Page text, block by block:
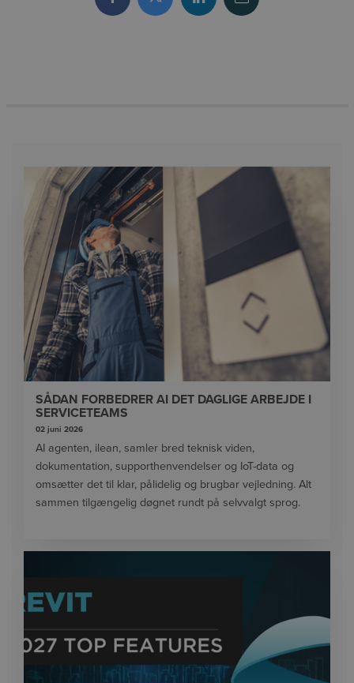
SÅDAN FORBEDRER AI DET DAGLIGE ARBEJDE I
SERVICETEAMS
02 juni 2026
AI agenten, ilean, samler bred teknisk viden,
dokumentation, supporthenvendelser og IoT-data og
omsætter det til klar, pålidelig og brugbar vejledning. Alt
sammen tilgængelig døgnet rundt på selvvalgt sprog.